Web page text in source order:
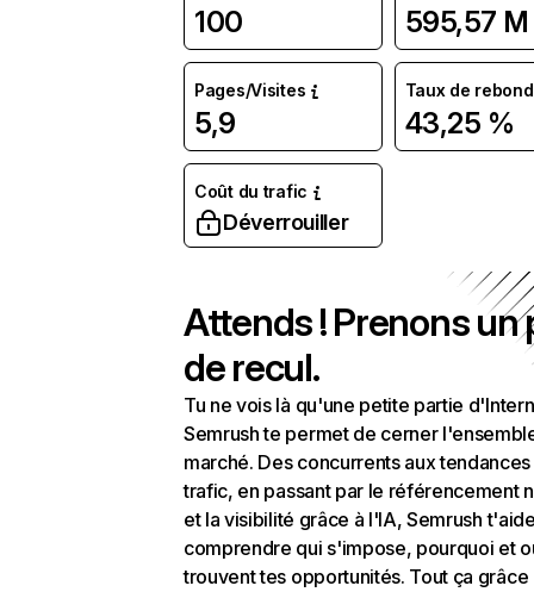
100 595,57 M
Pages/Visites
5,9
Taux de rebond
43,25 %
Coût du trafic
Déverrouiller
Attends ! Prenons un
de recul.
Tu ne vois là qu'une petite partie
Semrush te permet de cerner
marché. Des concurrents aux
trafic, en passant par le référencement
et la visibilité grâce à l'IA, Semrush
comprendre qui s'impose, pourquoi et
trouvent tes opportunités. Tout ça grâce